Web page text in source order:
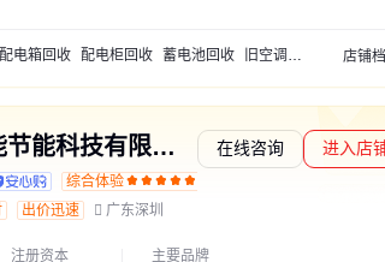
配电箱回收 配电柜回收 蓄电池回收 旧空调回收 钢结构
店铺
深圳国电粤能节能科技有限公司
综合体验
在线咨询 进入店
出价迅速 广东深圳
注册资本 主要品牌